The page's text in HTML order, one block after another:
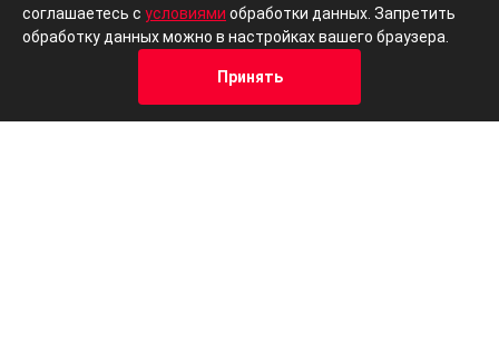
Другие автомобили в кузове Седаны
соглашаетесь с условиями обработки данных. Запретить
обработку данных можно в настройках вашего браузера.
Принять
Отзывы Позвонить Адрес